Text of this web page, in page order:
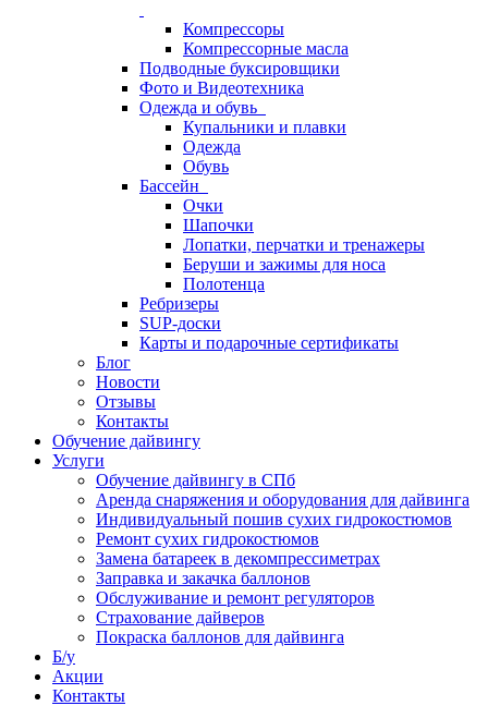
Компрессоры
Компрессорные масла
Подводные буксировщики
Фото и Видеотехника
Одежда и обувь
Купальники и плавки
Одежда
Обувь
Бассейн
Очки
Шапочки
Лопатки, перчатки и тренажеры
Беруши и зажимы для носа
Полотенца
Ребризеры
SUP-доски
Карты и подарочные сертификаты
Блог
Новости
Отзывы
Контакты
Обучение дайвингу
Услуги
Обучение дайвингу в СПб
Аренда снаряжения и оборудования для дайвинга
Индивидуальный пошив сухих гидрокостюмов
Ремонт сухих гидрокостюмов
Замена батареек в декомпрессиметрах
Заправка и закачка баллонов
Обслуживание и ремонт регуляторов
Страхование дайверов
Покраска баллонов для дайвинга
Б/у
Акции
Контакты